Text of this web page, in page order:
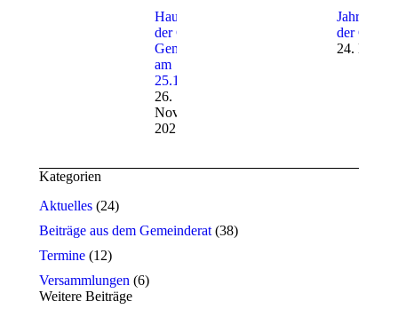
Haushaltsrede
der GAL im
Gemeinderat
am
25.11.2025
26.
November
2025
der GAL
24.
Kategorien
Aktuelles (24)
Beiträge aus dem Gemeinderat (38)
Termine (12)
Versammlungen (6)
Weitere Beiträge